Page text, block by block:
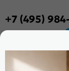
+7 (495)
Стать